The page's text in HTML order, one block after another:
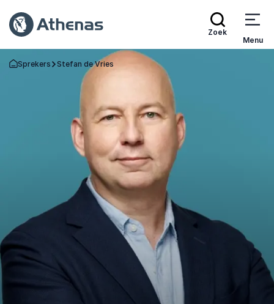
Zoek
Menu
Terug naar de startpagina
Sprekers Stefan de Vries